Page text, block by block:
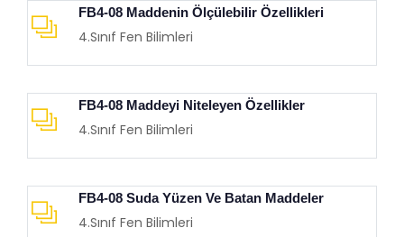
FB4-08 Maddenin Ölçülebilir Özellikleri
4.Sınıf Fen Bilimleri
FB4-08 Maddeyi Niteleyen Özellikler
4.Sınıf Fen Bilimleri
FB4-08 Suda Yüzen Ve Batan Maddeler
4.Sınıf Fen Bilimleri